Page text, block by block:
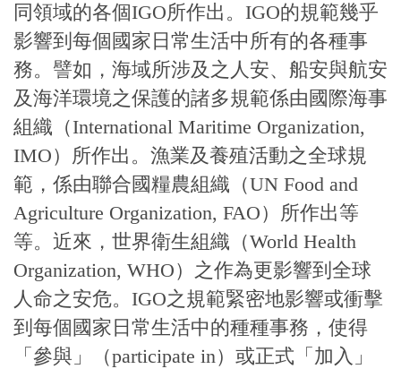
同領域的各個IGO所作出。IGO的規範幾乎
影響到每個國家日常生活中所有的各種事
務。譬如，海域所涉及之人安、船安與航安
及海洋環境之保護的諸多規範係由國際海事
組織（International Maritime Organization,
IMO）所作出。漁業及養殖活動之全球規
範，係由聯合國糧農組織（UN Food and
Agriculture Organization, FAO）所作出等
等。近來，世界衛生組織（World Health
Organization, WHO）之作為更影響到全球
人命之安危。IGO之規範緊密地影響或衝擊
到每個國家日常生活中的種種事務，使得
「參與」（participate in）或正式「加入」